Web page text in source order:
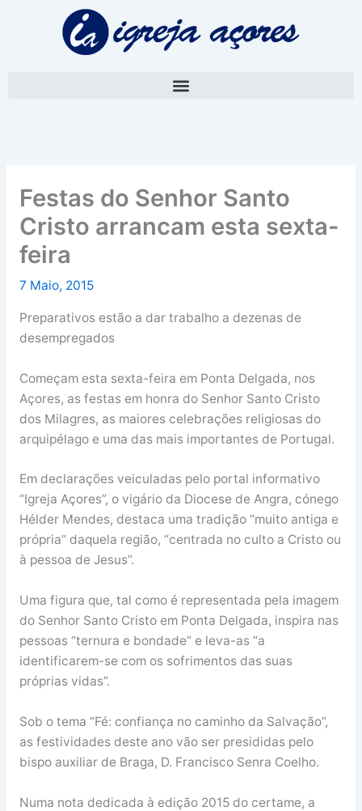
Festas do Senhor Santo
Cristo arrancam esta sexta-
feira
7 Maio, 2015
Preparativos estão a dar trabalho a dezenas de
desempregados
Começam esta sexta-feira em Ponta Delgada, nos
Açores, as festas em honra do Senhor Santo Cristo
dos Milagres, as maiores celebrações religiosas do
arquipélago e uma das mais importantes de Portugal.
Em declarações veiculadas pelo portal informativo
“Igreja Açores”, o vigário da Diocese de Angra, cónego
Hélder Mendes, destaca uma tradição “muito antiga e
própria” daquela região, “centrada no culto a Cristo ou
à pessoa de Jesus”.
Uma figura que, tal como é representada pela imagem
do Senhor Santo Cristo em Ponta Delgada, inspira nas
pessoas “ternura e bondade” e leva-as “a
identificarem-se com os sofrimentos das suas
próprias vidas”.
Sob o tema “Fé: confiança no caminho da Salvação”,
as festividades deste ano vão ser presididas pelo
bispo auxiliar de Braga, D. Francisco Senra Coelho.
Numa nota dedicada à edição 2015 do certame, a